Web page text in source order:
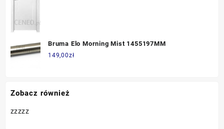
Bruma Elo Morning Mist 1455197MM
149,00zł
Zobacz również
zzzzz